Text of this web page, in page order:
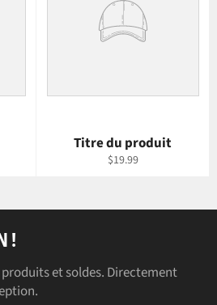
Titre du produit
$19.99
!
et soldes. Directement